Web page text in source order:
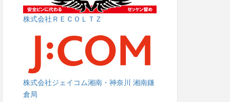
株式会社ＲＥＣＯＬＴＺ
株式会社ジェイコム湘南・神奈川 湘南鎌
倉局